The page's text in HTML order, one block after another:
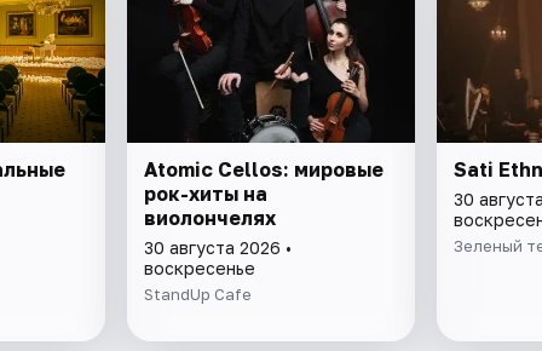
Atomic Cellos: мировые
рок-хиты на
виолончелях
30 августа 2026 •
воскресенье
StandUp Cafe
Sati
30
Зеленый